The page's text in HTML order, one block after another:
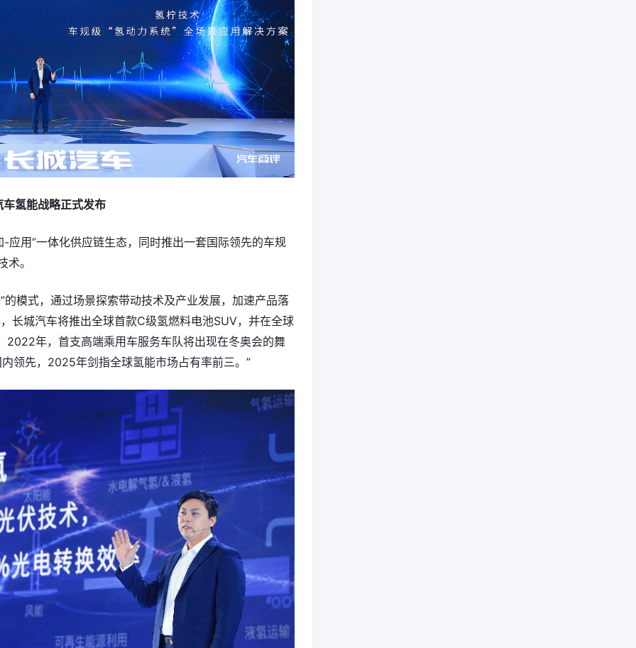
车氢能战略正式发布
用”一体化供应链生态，同时推出一套国际领先的车规
。
模式，通过场景探索带动技术及产业发展，加速产品落
长城汽车将推出全球首款C级氢燃料电池SUV，并在全球
年，首支高端乘用车服务车队将出现在冬奥会的舞
领先，2025年剑指全球氢能市场占有率前三。”